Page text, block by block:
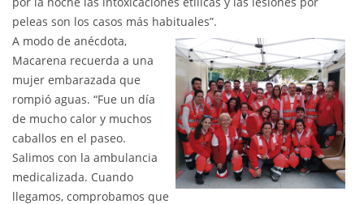
peleas son los casos más habituales”.
A modo de anécdota,
Macarena recuerda a una
mujer embarazada que
rompió aguas. “Fue un día
de mucho calor y muchos
caballos en el paseo.
Salimos con la ambulancia
medicalizada. Cuando
llegamos, comprobamos que